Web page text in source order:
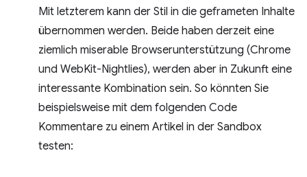
Mit letzterem kann der Stil in die geframeten Inhalte
übernommen werden. Beide haben derzeit eine
ziemlich miserable Browserunterstützung (Chrome
und WebKit-Nightlies), werden aber in Zukunft eine
interessante Kombination sein. So könnten Sie
beispielsweise mit dem folgenden Code
Kommentare zu einem Artikel in der Sandbox
testen: